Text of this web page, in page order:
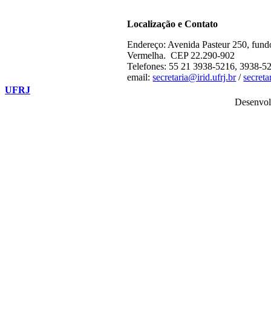
Localização e Contato
Endereço: Avenida Pasteur 250,
Vermelha. CEP 22.290-902
Telefones: 55 21 3938-5216, 3938-
email:secretaria@irid.ufrj.br/
UFRJ